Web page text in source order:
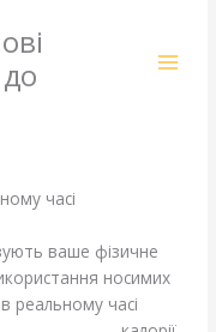
часі
ваше фізичне
носимих
реальному часі